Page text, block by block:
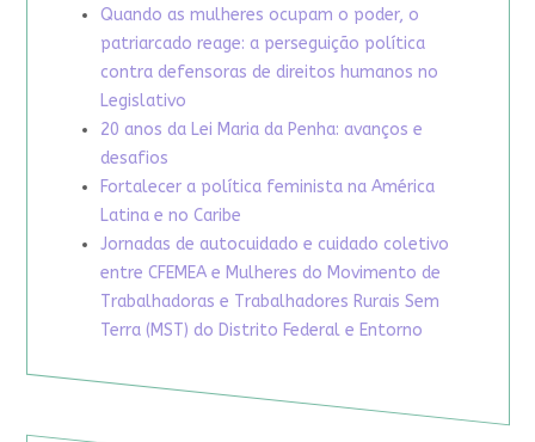
Quando as mulheres ocupam o poder, o
patriarcado reage: a perseguição política
contra defensoras de direitos humanos no
Legislativo
20 anos da Lei Maria da Penha: avanços e
desafios
Fortalecer a política feminista na América
Latina e no Caribe
Jornadas de autocuidado e cuidado coletivo
entre CFEMEA e Mulheres do Movimento de
Trabalhadoras e Trabalhadores Rurais Sem
Terra (MST) do Distrito Federal e Entorno